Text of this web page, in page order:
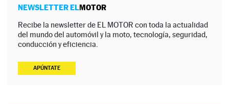
NEWSLETTER ELMOTOR
Recibe la newsletter de EL MOTOR con toda la actualidad
del mundo del automóvil y la moto, tecnología, seguridad,
conducción y eficiencia.
APÚNTATE